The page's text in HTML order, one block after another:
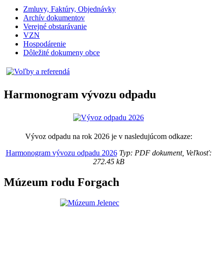
Zmluvy, Faktúry, Objednávky
Archív dokumentov
Verejné obstarávanie
VZN
Hospodárenie
Dôležité dokumeny obce
Harmonogram vývozu odpadu
Vývoz odpadu na rok 2026 je v nasledujúcom odkaze:
Harmonogram vývozu odpadu 2026Typ: PDF dokument, Veľkosť:
272.45 kB
Múzeum rodu Forgach